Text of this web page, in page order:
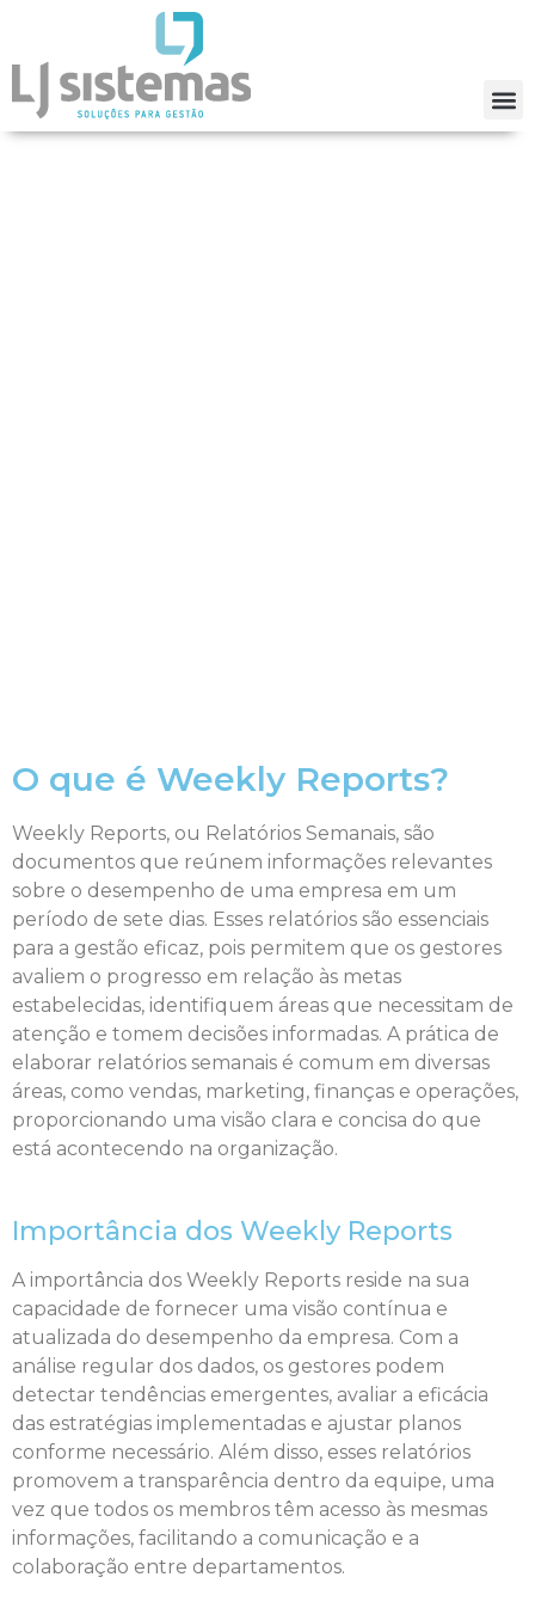
O que é Weekly Reports?
Weekly Reports, ou Relatórios Semanais, são
documentos que reúnem informações relevantes
sobre o desempenho de uma empresa em um
período de sete dias. Esses relatórios são essenciais
para a gestão eficaz, pois permitem que os gestores
avaliem o progresso em relação às metas
estabelecidas, identifiquem áreas que necessitam de
atenção e tomem decisões informadas. A prática de
elaborar relatórios semanais é comum em diversas
áreas, como vendas, marketing, finanças e operações,
proporcionando uma visão clara e concisa do que
está acontecendo na organização.
Importância dos Weekly Reports
A importância dos Weekly Reports reside na sua
capacidade de fornecer uma visão contínua e
atualizada do desempenho da empresa. Com a
análise regular dos dados, os gestores podem
detectar tendências emergentes, avaliar a eficácia
das estratégias implementadas e ajustar planos
conforme necessário. Além disso, esses relatórios
promovem a transparência dentro da equipe, uma
vez que todos os membros têm acesso às mesmas
informações, facilitando a comunicação e a
colaboração entre departamentos.